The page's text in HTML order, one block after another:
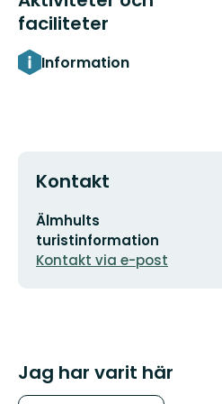
faciliteter
Information
Kontakt
E-
postadress
Älmhults
turistinformation
Kontakt via e-post
Jag har varit här